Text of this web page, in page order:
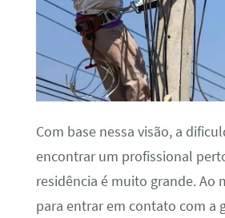
Com base nessa visão, a
encontrar um profissional
residência é muito grande. Ao
para entrar em contato com a